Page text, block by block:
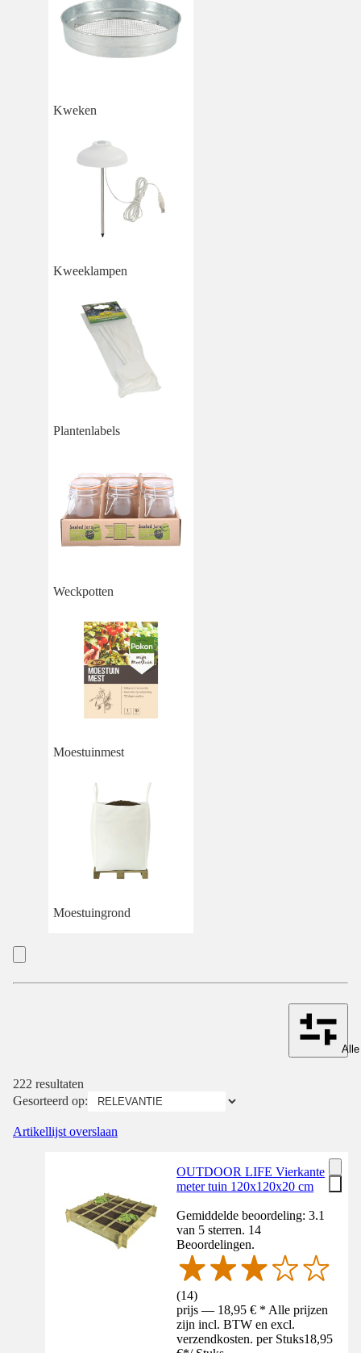
Kweken
Kweeklampen
Plantenlabels
Weckpotten
Moestuinmest
Moestuingrond
222 resultaten
Gesorteerd op:
Artikellijst overslaan
OUTDOOR LIFE Vierkante
meter tuin 120x120x20 cm
Gemiddelde beoordeling: 3.1
van 5 sterren. 14
Beoordelingen.
(14)
prijs — 18,95 € * Alle prijzen
zijn incl. BTW en excl.
verzendkosten. per Stuks18,95